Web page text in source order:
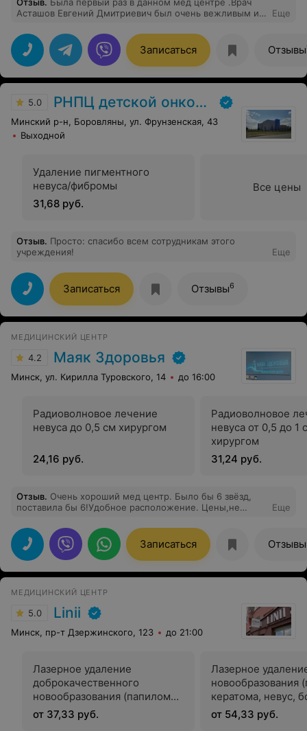
Асташов Евгений Дмитриевич был очень вежливым и
качества людей данной профессии.Благодарю за вашу
работу.
Еще
Записаться Отзывы
5.0 РНПЦ детской онкологии
Минский р-н, Боровляны, ул. Фрунзенская, 43
Выходной
Удаление пигментного
невуса/фибромы
31,68 руб.
Все цены
Отзыв. Просто: спасибо всем сотрудникам этого
учреждения!
Еще
Записаться Отзывы6
МЕДИЦИНСКИЙ ЦЕНТР
4.2 Маяк Здоровья
Минск, ул. Кирилла Туровского, 14 до 16:00
Радиоволновое лечение
невуса до 0,5 см хирургом
24,16 руб.
Радиоволновое
невуса от 0,5 до 1
хирургом
31,24 руб.
Отзыв. Очень хороший мед центр. Было бы 6 звёзд,
поставила бы 6!Удобное расположение. Цены,не
ресепшене хорошие девочки. Была и на 2 узи( которое
делали разные врачи, но очень хорошие, аппарат
просто пушка), и 2 врачей. Кардиолог Жуйко Е. Н.
приятная женщина, выслушала, все подробно
объяснила и эндокринолог Карлович Н. В. вообще в
вопросы, все разъяснила,теперь я на постоянной
основе только к ней!!!
Еще
Записаться Отзывы
МЕДИЦИНСКИЙ ЦЕНТР
5.0 Linii
Минск, пр-т Дзержинского, 123 до 21:00
Лазерное удаление
доброкачественного
новообразования (папилома,
кератома, невус, бородавка)
до 5 мм
от 37,33 руб.
Лазерное
новообразования
кератома, невус,
до 10 мм
от 54,33 руб.